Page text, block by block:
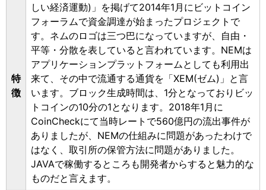
特
徴
しい経済運動)」を掲げて2014年1月にビットコイン
フォーラムで資金調達が始まったプロジェクトで
す。ネムのロゴは三つ巴になっていますが、自由・
平等・分散を表していると言われています。NEMは
アプリケーションプラットフォームとしても利用出
来て、その中で流通する通貨を「XEM(ゼム)」と言
います。ブロック生成時間は、1分となっておりビッ
トコインの10分の1となります。2018年1月に
CoinCheckにて当時レートで560億円の流出事件が
ありましたが、NEMの仕組みに問題があったわけで
はなく、取引所の保管方法に問題がありました。
JAVAで稼働するところも開発者からすると魅力的な
ものだと言えます。